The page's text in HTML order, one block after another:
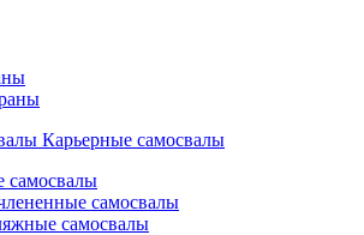
Карьерные самосвалы
самосвалы
самосвалы
самосвалы